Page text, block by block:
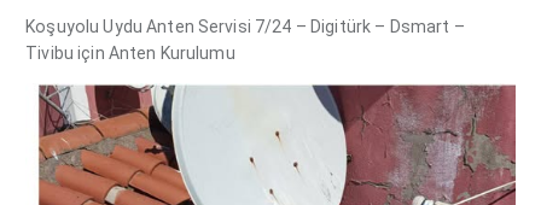
Koşuyolu Uydu Anten Servisi 7/24 – Digitürk – Dsmart –
Tivibu için Anten Kurulumu